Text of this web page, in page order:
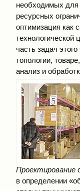
необходимых для
ресурсных
оптимизация как
технологической
часть задач
топологии,
анализ и
Проектирование
в определении